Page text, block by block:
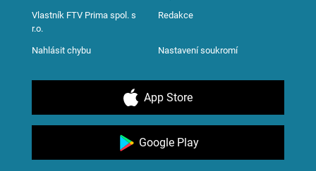
Vlastník FTV Prima spol. s
r.o.
Redakce
Nahlásit chybu Nastavení soukromí
App Store
Google Play